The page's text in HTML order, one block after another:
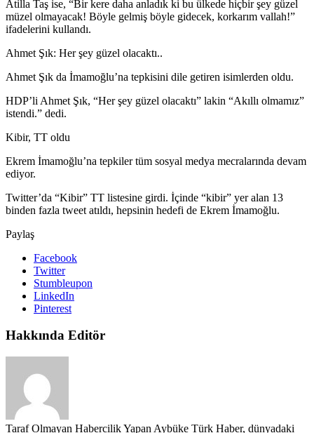
Atilla Taş ise, “Bir kere daha anladık ki bu ülkede hiçbir şey güzel
müzel olmayacak! Böyle gelmiş böyle gidecek, korkarım vallah!”
ifadelerini kullandı.
Ahmet Şık: Her şey güzel olacaktı..
Ahmet Şık da İmamoğlu’na tepkisini dile getiren isimlerden oldu.
HDP’li Ahmet Şık, “Her şey güzel olacaktı” lakin “Akıllı olmamız”
istendi.” dedi.
Kibir, TT oldu
Ekrem İmamoğlu’na tepkiler tüm sosyal medya mecralarında devam
ediyor.
Twitter’da “Kibir” TT listesine girdi. İçinde “kibir” yer alan 13
binden fazla tweet atıldı, hepsinin hedefi de Ekrem İmamoğlu.
Paylaş
Facebook
Twitter
Stumbleupon
LinkedIn
Pinterest
Hakkında Editör
Taraf Olmayan Habercilik Yapan Aybüke Türk Haber, dünyadaki